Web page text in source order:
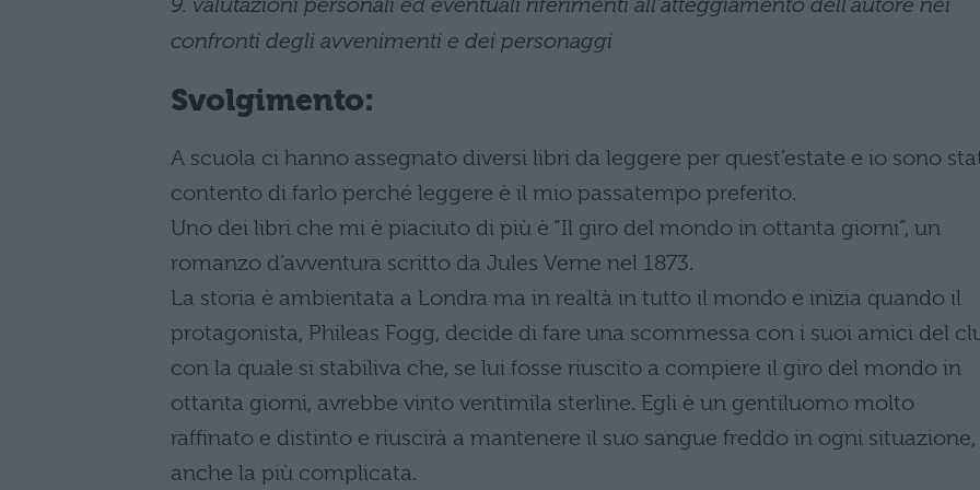
confronti degli avvenimenti e dei personaggi
Svolgimento:
A scuola ci hanno assegnato diversi libri da leggere per quest’estate e io sono
contento di farlo perché leggere è il mio passatempo preferito.
Uno dei libri che mi è piaciuto di più è “Il giro del mondo in ottanta giorni”, un
romanzo d’avventura scritto da Jules Verne nel 1873.
La storia è ambientata a Londra ma in realtà in tutto il mondo e inizia quando il
protagonista, Phileas Fogg, decide di fare una scommessa con i suoi amici del
con la quale si stabiliva che, se lui fosse riuscito a compiere il giro del mondo in
ottanta giorni, avrebbe vinto ventimila sterline. Egli è un gentiluomo molto
raffinato e distinto e riuscirà a mantenere il suo sangue freddo in ogni situazione,
anche la più complicata.